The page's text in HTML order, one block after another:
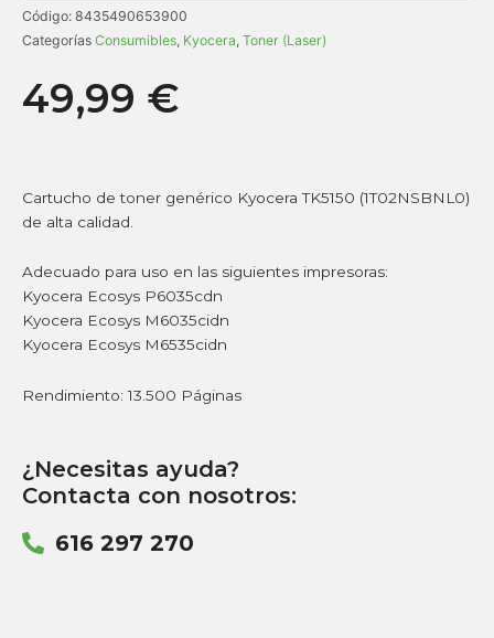
Código: 8435490653900
Categorías Consumibles, Kyocera, Toner (Laser)
49,99 €
Cartucho de toner genérico Kyocera TK5150 (1T02NSBNL0)
de alta calidad.
Adecuado para uso en las siguientes impresoras:
Kyocera Ecosys P6035cdn
Kyocera Ecosys M6035cidn
Kyocera Ecosys M6535cidn
Rendimiento: 13.500 Páginas
¿Necesitas ayuda?
Contacta con nosotros:
616 297 270